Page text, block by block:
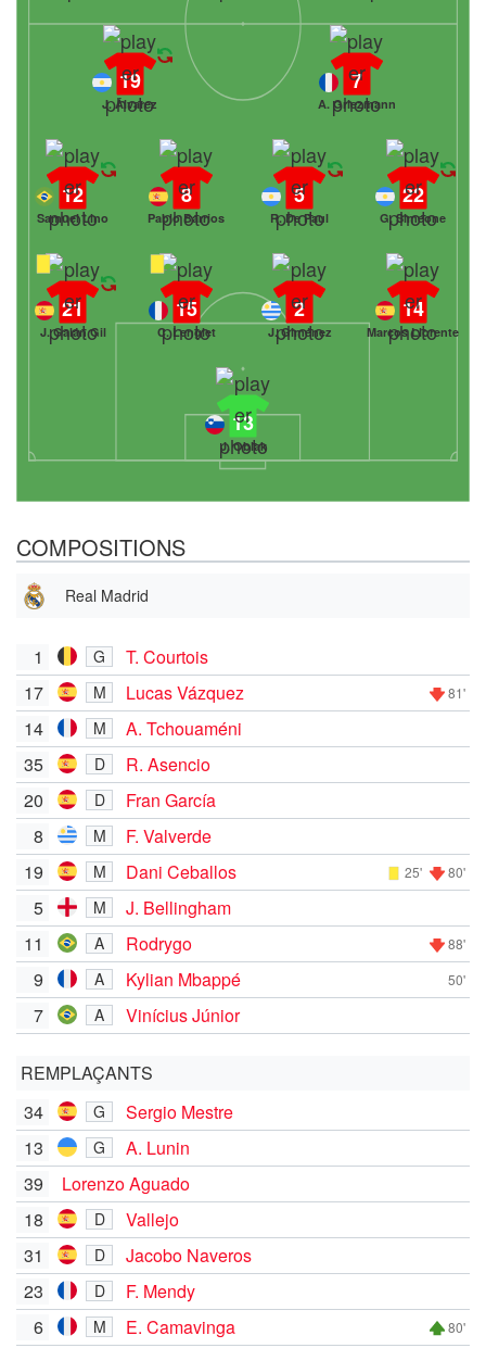
13
J. Oblak
21
J. Galán Gil
15
C. Lenglet
2
J. Giménez
14
Marcos Llorente
12
Samuel Lino
8
Pablo Barrios
5
R. De Paul
22
G. Simeone
19
J. Álvarez
7
A. Griezmann
COMPOSITIONS
Real Madrid
1 G
T. Courtois
17
M Lucas Vázquez 81'
14 M
A. Tchouaméni
35
D
R. Asencio
20
D
Fran García
8
M
F. Valverde
19
M Dani Ceballos 25' 80'
5 M
J. Bellingham
11
A Rodrygo 88'
9 A Kylian Mbappé 50'
7 A Vinícius Júnior
REMPLAÇANTS
34
G
Sergio Mestre
13
G
A. Lunin
39
Lorenzo Aguado
18
D
Vallejo
31
D
Jacobo Naveros
23
D
F. Mendy
6
M E. Camavinga 80'